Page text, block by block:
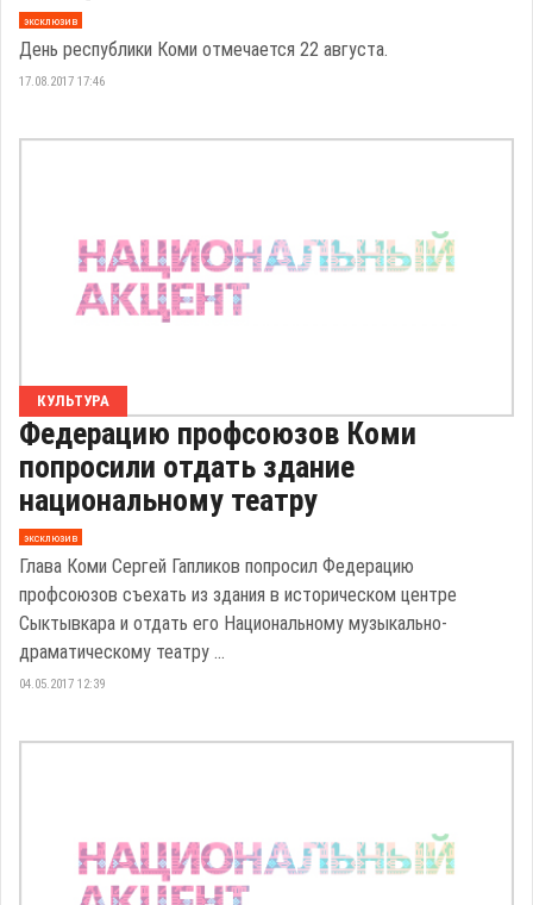
эксклюзив
День республики Коми отмечается 22 августа.
17.08.2017 17:46
КУЛЬТУРА
Федерацию профсоюзов Коми
попросили отдать здание
национальному театру
эксклюзив
Глава Коми Сергей Гапликов попросил Федерацию
профсоюзов съехать из здания в историческом центре
Сыктывкара и отдать его Национальному музыкально-
драматическому театру ...
04.05.2017 12:39